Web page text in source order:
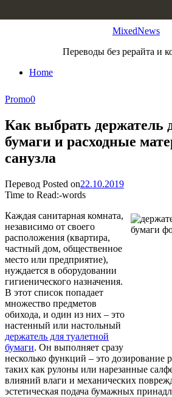
MixedNews
Переводы без рерайта и
Home
Promo0
Как выбрать держатель
бумаги и расходные
санузла
Перевод Posted on22.10.2019
Time to Read:-words
Каждая санитарная комната,
независимо от своего
расположения (квартира,
частный дом, общественное
место или предприятие),
нуждается в оборудовании
гигиенического назначения.
В этот список попадает
множество предметов
обихода, и один из них – это
настенный или настольный
держатель для туалетной
бумаги. Он выполняет сразу
несколько функций – это дозирование
таких как рулоны или нарезанные
влияний влаги и механических
эстетическая подача бумажных